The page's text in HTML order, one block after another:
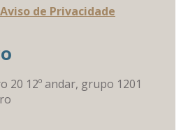
de Privacidade
20 12º andar, grupo 1201